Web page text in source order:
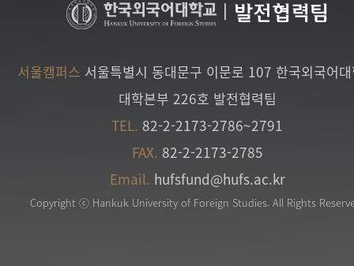
발전협력팀
서울캠퍼스 서울특별시 동대문구 이문로 107 한국외국어
대학본부 226호 발전협력팀
TEL. 82-2-2173-2786~2791
FAX. 82-2-2173-2785
Email. hufsfund@hufs.ac.kr
Copyright ⓒ Hankuk University of Foreign Studies. All Rights